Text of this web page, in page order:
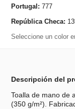
Portugal: 777
República Checa:
Seleccione un color
Descripción del
Toalla de mano de
(350 g/m²).